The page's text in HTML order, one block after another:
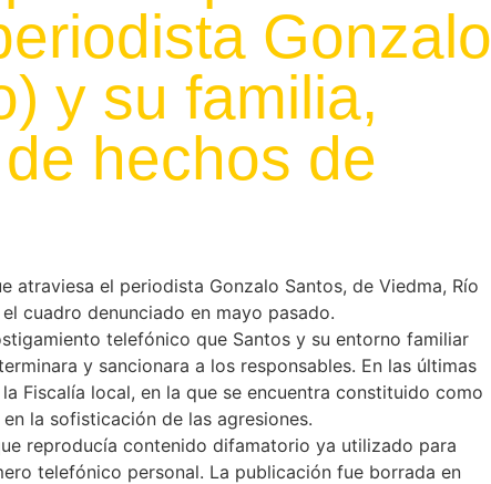
Gonzalo
y su familia,
hechos de
atraviesa el periodista Gonzalo Santos, de Viedma, Río
cuadro denunciado en mayo pasado.
telefónico que Santos y su entorno familiar
y sancionara a los responsables. En las últimas
Fiscalía local, en la que se encuentra constituido como
la sofisticación de las agresiones.
reproducía contenido difamatorio ya utilizado para
telefónico personal. La publicación fue borrada en